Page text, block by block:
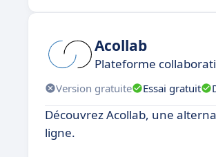
Acollab
Plateforme
Version gratuite Essai gratuit
Découvrez Acollab, une
ligne.